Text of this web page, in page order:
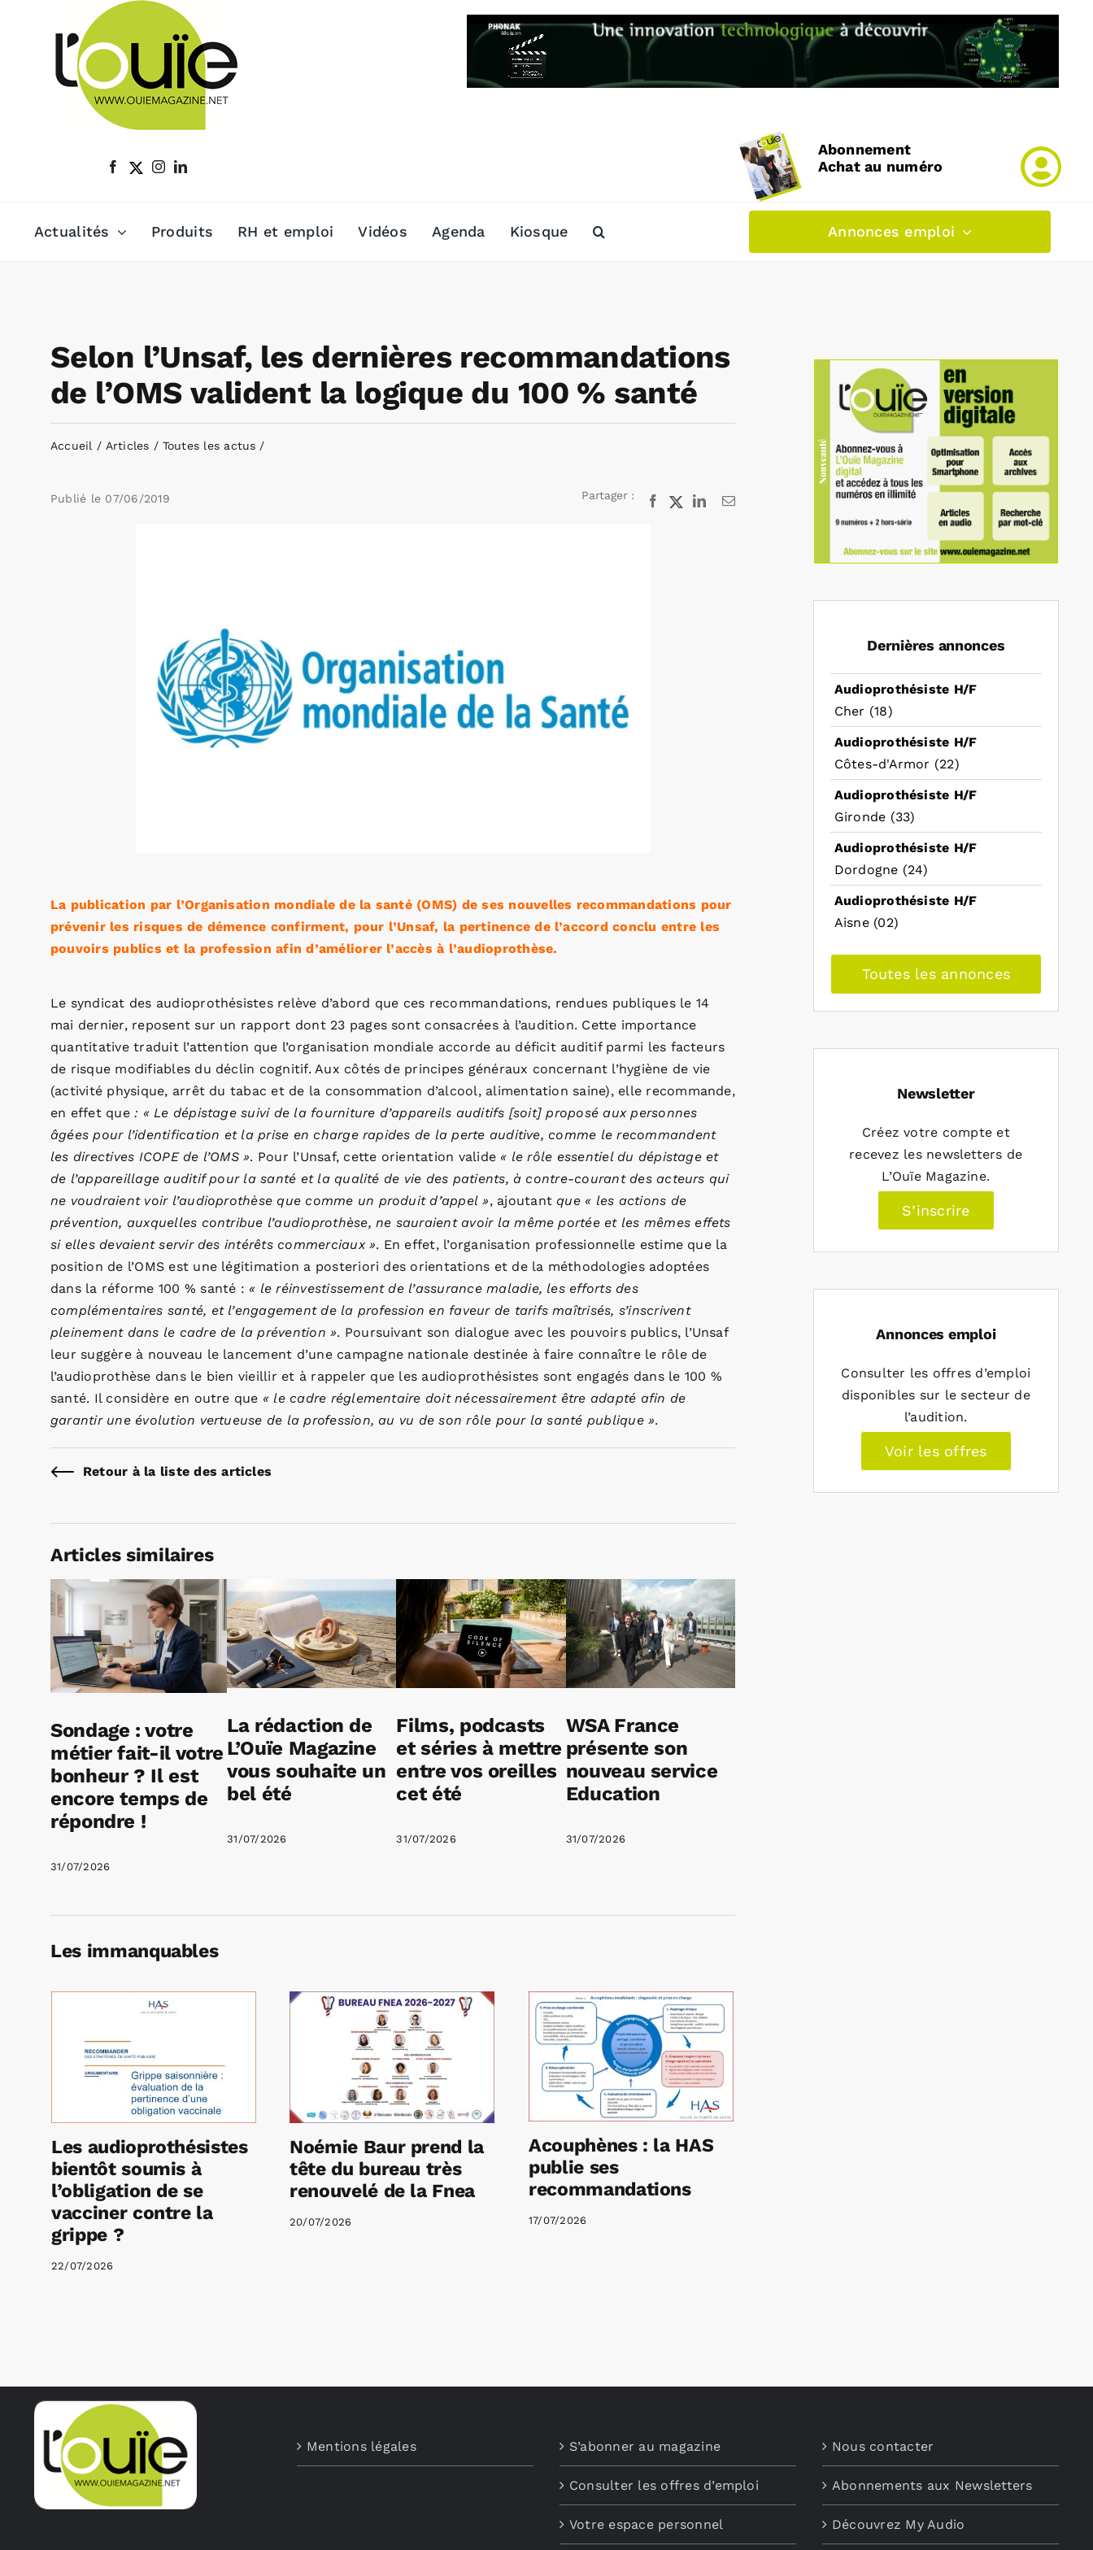
Abonnement
Achat au numéro
Actualités Produits RH et emploi Vidéos Agenda Kiosque Annonces emploi
Selon l’Unsaf, les dernières recommandations
de l’OMS valident la logique du 100 % santé
Accueil Articles Toutes les actus
Publié le 07/06/2019 Partager : Facebook
X LinkedInEmail
La publication par l’Organisation mondiale de la santé (OMS) de ses nouvelles recommandations pour
prévenir les risques de démence confirment, pour l’Unsaf, la pertinence de l’accord conclu entre les
pouvoirs publics et la profession afin d’améliorer l’accès à l’audioprothèse.
Le syndicat des audioprothésistes relève d’abord que ces recommandations, rendues publiques le 14
mai dernier, reposent sur un rapport dont 23 pages sont consacrées à l’audition. Cette importance
quantitative traduit l’attention que l’organisation mondiale accorde au déficit auditif parmi les facteurs
de risque modifiables du déclin cognitif. Aux côtés de principes généraux concernant l’hygiène de vie
(activité physique, arrêt du tabac et de la consommation d’alcool, alimentation saine), elle recommande,
en effet que: « Le dépistage suivi de la fourniture d’appareils auditifs [soit] proposé aux personnes
âgées pour l’identification et la prise en charge rapides de la perte auditive, comme le recommandent
les directives ICOPE de l’OMS ». Pour l’Unsaf, cette orientation valide « le rôle essentiel du dépistage et
de l’appareillage auditif pour la santé et la qualité de vie des patients, à contre-courant des acteurs qui
ne voudraient voir l’audioprothèse que comme un produit d’appel », ajoutantque « les actions de
prévention, auxquelles contribue l’audioprothèse, ne sauraient avoir la même portée et les mêmes effets
si elles devaient servir des intérêts commerciaux ». En effet, l’organisation professionnelle estime que la
position de l’OMS est une légitimation a posteriori des orientations et de la méthodologies adoptées
dans la réforme 100 % santé : « le réinvestissement de l’assurance maladie, les efforts des
complémentaires santé, et l’engagement de la profession en faveur de tarifs maîtrisés, s’inscrivent
pleinement dans le cadre de la prévention ». Poursuivant son dialogue avec les pouvoirs publics, l’Unsaf
leur suggère à nouveau le lancement d’une campagne nationale destinée à faire connaître le rôle de
l’audioprothèse dans le bien vieillir et à rappeler que les audioprothésistes sont engagés dans le 100 %
santé. Il considère en outre que « le cadre réglementaire doit nécessairement être adapté afin de
garantir une évolution vertueuse de la profession, au vu de son rôle pour la santé publique ».
Retour à la liste des articles
Articles similaires
Sondage : votre
métier fait-il votre
bonheur ? Il est
encore temps de
répondre !
31/07/2026
La rédaction de
L’Ouïe Magazine
vous souhaite un
bel été
31/07/2026
Films, podcasts
et séries à mettre
entre vos oreilles
cet été
31/07/2026
WSA France
présente son
nouveau service
Education
31/07/2026
Les immanquables
Les audioprothésistes
bientôt soumis à
l’obligation de se
vacciner contre la
grippe ?
22/07/2026
Noémie Baur prend la
tête du bureau très
renouvelé de la Fnea
20/07/2026
Acouphènes : la HAS
publie ses
recommandations
17/07/2026
Dernières annonces
Audioprothésiste H/F
Cher (18)
Audioprothésiste H/F
Côtes-d'Armor (22)
Audioprothésiste H/F
Gironde (33)
Audioprothésiste H/F
Dordogne (24)
Audioprothésiste H/F
Aisne (02)
Toutes les annonces
Newsletter
Créez votre compte et
recevez les newsletters de
L’Ouïe Magazine.
S’inscrire
Annonces emploi
Consulter les offres d’emploi
disponibles sur le secteur de
l’audition.
Voir les offres
Mentions légales S’abonner au magazine
Consulter les offres d’emploi
Votre espace personnel
Nous contacter
Abonnements aux Newsletters
Découvrez My Audio